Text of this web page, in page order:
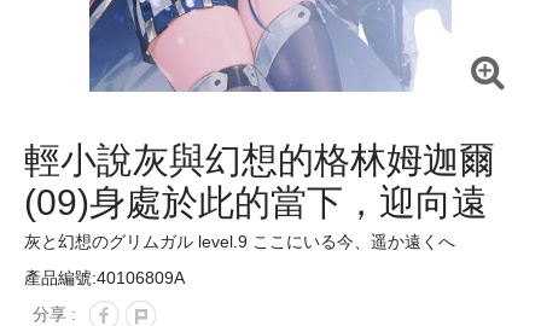
輕小說灰與幻想的格林姆迦爾
(09)身處於此的當下，迎向遠
方 限定版
灰と幻想のグリムガル level.9 ここにいる今、遥か遠くへ
產品編號:40106809A
分享 :